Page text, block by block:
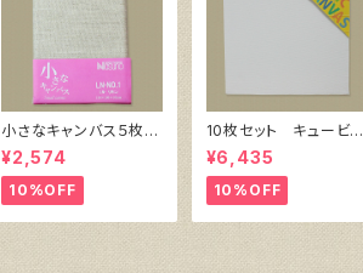
小さなキャンバス５枚セ
ット（麻キャンバス裏面
張り）
¥2,574
10%OFF
10枚セット キュービッ
ク・キャンバス白（縦150
㎜×横150㎜×厚38㎜）
¥6,435
10%OFF